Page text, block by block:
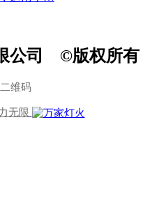
公司 ©版权所有
无限